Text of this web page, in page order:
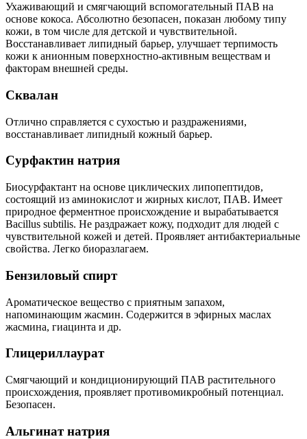
Ухаживающий и смягчающий вспомогательный ПАВ на
основе кокоса. Абсолютно безопасен, показан любому типу
кожи, в том числе для детской и чувствительной.
Восстанавливает липидный барьер, улучшает терпимость
кожи к анионным поверхностно-активным веществам и
факторам внешней среды.
Сквалан
Отлично справляется с сухостью и раздражениями,
восстанавливает липидный кожный барьер.
Сурфактин натрия
Биосурфактант на основе циклических липопептидов,
состоящий из аминокислот и жирных кислот, ПАВ. Имеет
природное ферментное происхождение и вырабатывается
Bacillus subtilis. Не раздражает кожу, подходит для людей с
чувствительной кожей и детей. Проявляет антибактериальные
свойства. Легко биоразлагаем.
Бензиловый спирт
Ароматическое вещество с приятным запахом,
напоминающим жасмин. Содержится в эфирных маслах
жасмина, гиацинта и др.
Глицериллаурат
Смягчающий и кондиционирующий ПАВ растительного
происхождения, проявляет противомикробный потенциал.
Безопасен.
Альгинат натрия